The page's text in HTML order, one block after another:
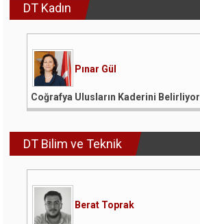
DT Kadın
Pınar Gül
Coğrafya Ulusların Kaderini Belirliyor
DT Bilim ve Teknik
Berat Toprak